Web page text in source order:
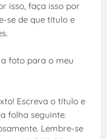
isso, faça isso por
se de que título e
foto para o meu
Escreva o título e
folha seguinte.
Lembre-se